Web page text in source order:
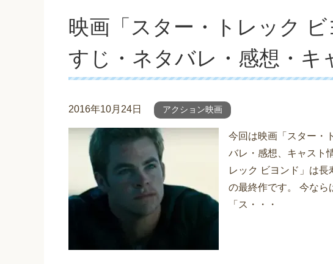
映画「スター・トレック
すじ・ネタバレ・感想・キ
2016年10月24日 アクション映画
今回は映画「スター・
バレ・感想、キャスト
レック ビヨンド」は
の最終作です。 今なら
「ス・・・